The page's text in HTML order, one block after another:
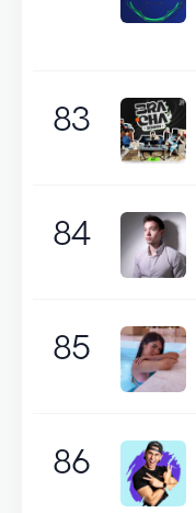
83
84
85
86